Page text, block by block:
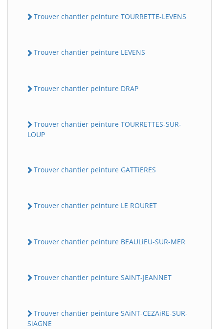
Trouver chantier peinture TOURRETTE-LEVENS
Trouver chantier peinture LEVENS
Trouver chantier peinture DRAP
Trouver chantier peinture TOURRETTES-SUR-
LOUP
Trouver chantier peinture GATTiERES
Trouver chantier peinture LE ROURET
Trouver chantier peinture BEAULiEU-SUR-MER
Trouver chantier peinture SAiNT-JEANNET
Trouver chantier peinture SAiNT-CEZAiRE-SUR-
SiAGNE